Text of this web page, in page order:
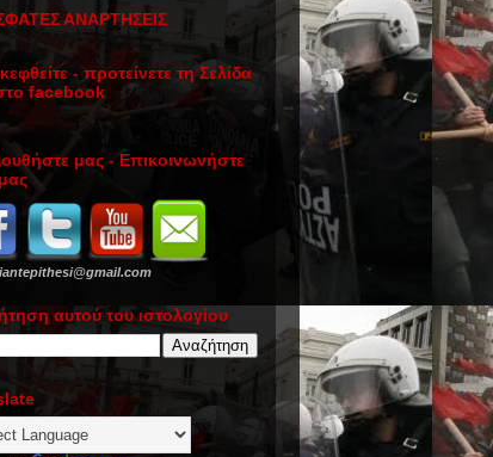
ΑΝΑΡΤΗΣΕΙΣ
- προτείνετε τη Σελίδα
facebook
μας - Επικοινωνήστε
αυτού του ιστολογίου